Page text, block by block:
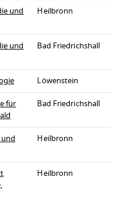
und
Heilbronn
und
Bad Friedrichshall
Löwenstein
für
Bad Friedrichshall
Heilbronn
Heilbronn